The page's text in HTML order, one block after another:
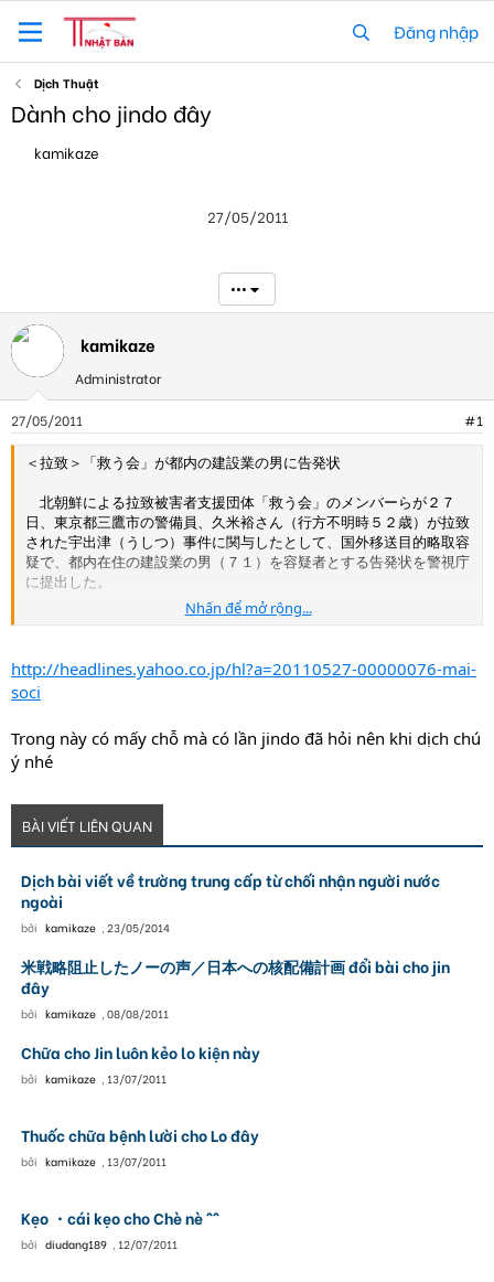
Đăng nhập
Dịch Thuật
Dành cho jindo đây
h
r
t
r
kamikaze
27/05/2011
•••
kamikaze
Administrator
27/05/2011 #1
＜拉致＞「救う会」が都内の建設業の男に告発状
北朝鮮による拉致被害者支援団体「救う会」のメンバーらが２７
日、東京都三鷹市の警備員、久米裕さん（行方不明時５２歳）が拉致
された宇出津（うしつ）事件に関与したとして、国外移送目的略取容
疑で、都内在住の建設業の男（７１）を容疑者とする告発状を警視庁
に提出した。
告発状などによると、男は７７年、北朝鮮工作員、金世鎬（キム・
で、久米さんを石川県能登町の宇出津海岸に誘い出し、工作員に引き
渡した。男は間もなく外国人登録法違反容疑で同県警に現行犯逮捕さ
れ、拉致への関与を認めたが、国外移送目的略取での立件は見送られ
告発状を提出した川添友幸・救う会神奈川代表は「１人暮らしだっ
だ」と話した。
Nhấn để mở rộng...
http://headlines.yahoo.co.jp/hl?a=20110527-00000076-mai-
soci
Trong này có mấy chỗ mà có lần jindo đã hỏi nên khi dịch chú
ý nhé
BÀI VIẾT LIÊN QUAN
Dịch bài viết về trường trung cấp từ chối nhận người nước
ngoài
bởi kamikaze 23/05/2014
米戦略阻止したノーの声／日本への核配備計画 đổi bài cho jin
đây
bởi kamikaze 08/08/2011
Chữa cho Jin luôn kẻo lo kiện này
bởi kamikaze 13/07/2011
Thuốc chữa bệnh lười cho Lo đây
bởi kamikaze 13/07/2011
Kẹo ・cái kẹo cho Chè nè ^^
bởi diudang189 12/07/2011